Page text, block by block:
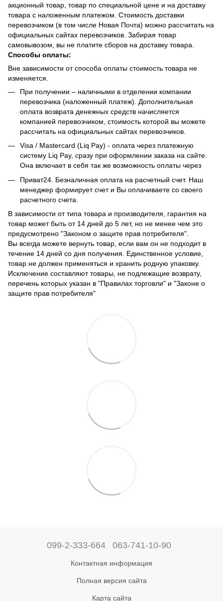
акционный товар, товар по специальной цене и на доставку
товара с наложенным платежом. Стоимость доставки
перевозчиком (в том числе Новая Почта) можно рассчитать на
официальных сайтах перевозчиков. Забирая товар
самовывозом, вы не платите сборов на доставку товара.
Способы оплаты:
Вне зависимости от способа оплаты стоимость товара не
изменяется.
При получении – наличными в отделении компании
перевозчика (наложенный платеж). Дополнительная
оплата возврата денежных средств начисляется
компанией перевозчиком, стоимость которой вы можете
рассчитать на официальных сайтах перевозчиков.
Visa / Mastercard (Liq Pay) - оплата через платежную
систему Liq Pay, сразу при оформлении заказа на сайте.
Она включает в себя так же возможность оплаты через
Приват24. Безналичная оплата на расчетный счет. Наш
менеджер формирует счет и Вы оплачиваете со своего
расчетного счета.
В зависимости от типа товара и производителя, гарантия на
товар может быть от 14 дней до 5 лет, но не менее чем это
предусмотрено "Законом о защите прав потребителя".
Вы всегда можете вернуть товар, если вам он не подходит в
течение 14 дней со дня получения. Единственное условие,
товар не должен применяться и хранить родную упаковку.
Исключение составляют товары, не подлежащие возврату,
перечень которых указан в "Правилах торговли" и "Законе о
защите прав потребителя"
099-2-333-664 063-741-10-90
Контактная информация
Полная версия сайта
Карта сайта